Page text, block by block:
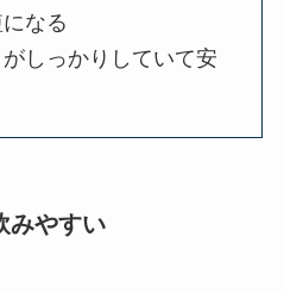
なる
しっかりしていて安
みやすい